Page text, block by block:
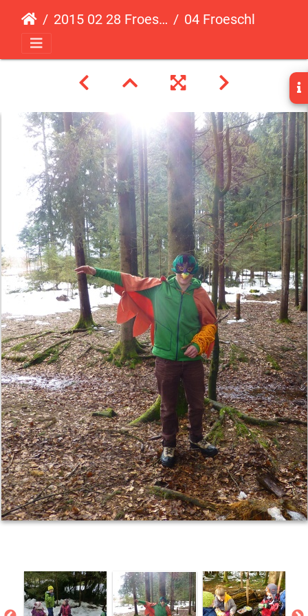
2015 02 28 Froeschli 04 Froeschli 28 02 15